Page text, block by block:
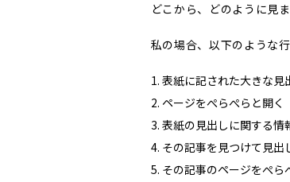
どこから、どのように見
私の場合、以下のような
表紙に記された大きな見
ページをぺらぺらと開く
表紙の見出しに関する情
その記事を見つけて見出
その記事のページをぺら